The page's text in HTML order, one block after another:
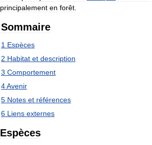
principalement en forêt
Sommaire
1 Espèces
2 Habitat et description
3 Comportement
4Avenir
5 Notes et références
6 Liens externes
Espèces